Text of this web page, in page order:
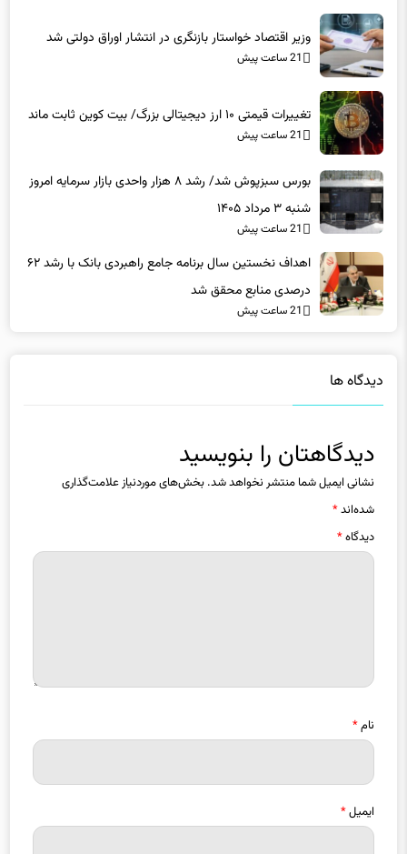
وزیر اقتصاد خواستار بازنگری در انتشار اوراق دولتی شد
21 ساعت پیش
تغییرات قیمتی ۱۰ ارز دیجیتالی بزرگ/ بیت کوین ثابت ماند
21 ساعت پیش
بورس سبزپوش شد/ رشد ۸ هزار واحدی بازار سرمایه امروز
شنبه ۳ مرداد ۱۴۰۵
21 ساعت پیش
اهداف نخستین سال برنامه جامع راهبردی بانک با رشد ۶۲
درصدی منابع محقق شد
21 ساعت پیش
دیدگاه ها
دیدگاهتان را بنویسید
نشانی ایمیل شما منتشر نخواهد شد. بخش‌های موردنیاز علامت‌گذاری
شده‌اند*
دیدگاه*
نام*
ایمیل*